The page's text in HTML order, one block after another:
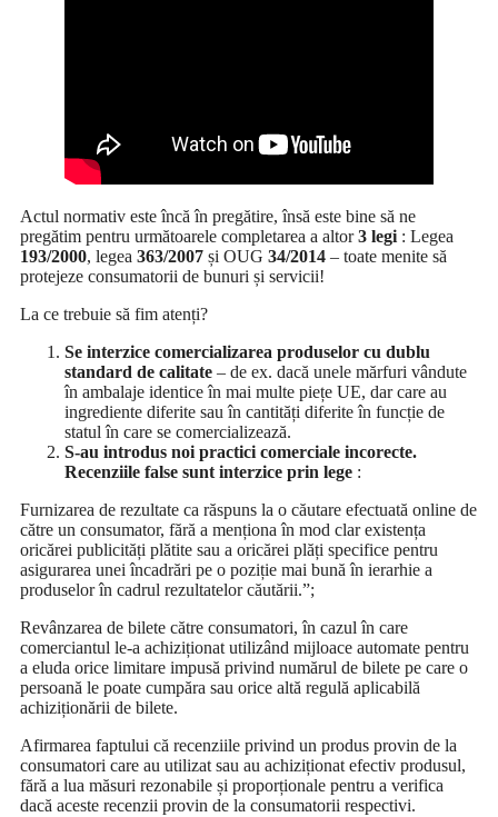
Actul normativ este încă în pregătire, însă este bine să ne
pregătim pentru următoarele completarea a altor3 legi : Legea
193/2000, legea 363/2007 și OUG 34/2014 – toate menite să
protejeze consumatorii de bunuri și servicii!
La ce trebuie să fim atenți?
Se interzice comercializarea produselor cu dublu
standard de calitate – de ex. dacă unele mărfuri vândute
în ambalaje identice în mai multe piețe UE, dar care au
ingrediente diferite sau în cantități diferite în funcție de
statul în care se comercializează.
S-au introdus noi practici comerciale incorecte.
Recenziile false sunt interzice prin lege :
Furnizarea de rezultate ca răspuns la o căutare efectuată online de
către un consumator, fără a menționa în mod clar existența
oricărei publicități plătite sau a oricărei plăți specifice pentru
asigurarea unei încadrări pe o poziție mai bună în ierarhie a
produselor în cadrul rezultatelor căutării.”;
Revânzarea de bilete către consumatori, în cazul în care
comerciantul le-a achiziționat utilizând mijloace automate pentru
a eluda orice limitare impusă privind numărul de bilete pe care o
persoană le poate cumpăra sau orice altă regulă aplicabilă
achiziționării de bilete.
Afirmarea faptului că recenziile privind un produs provin de la
consumatori care au utilizat sau au achiziționat efectiv produsul,
fără a lua măsuri rezonabile și proporționale pentru a verifica
dacă aceste recenzii provin de la consumatorii respectivi.